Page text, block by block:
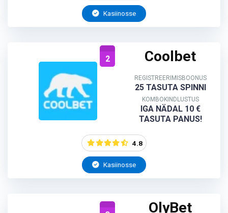
Kasiinosse
2 Coolbet
REGISTREERIMISBOONUS
25 TASUTA SPINNI
KOMBOKINDLUSTUS
IGA NÄDAL 10 €
TASUTA PANUS!
4.8
Kasiinosse
OlyBet